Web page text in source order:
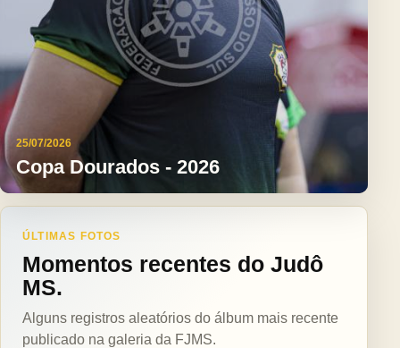
25/07/2026
Copa Dourados - 2026
ÚLTIMAS FOTOS
Momentos recentes do Judô
MS.
Alguns registros aleatórios do álbum mais recente
publicado na galeria da FJMS.